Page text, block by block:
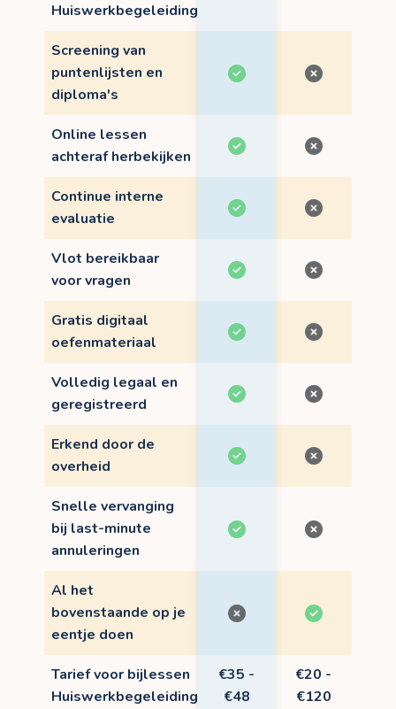
Huiswerkbegeleiding
Screening van
puntenlijsten en
diploma's
Online lessen
achteraf herbekijken
Continue interne
evaluatie
Vlot bereikbaar
voor vragen
Gratis digitaal
oefenmateriaal
Volledig legaal en
geregistreerd
Erkend door de
overheid
Snelle vervanging
bij last-minute
annuleringen
Al het
bovenstaande op je
eentje doen
Tarief voor bijlessen
Huiswerkbegeleiding
€35 -
€48
€20 -
€120